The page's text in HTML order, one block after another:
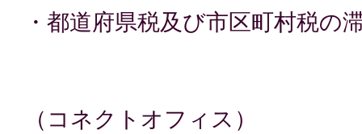
・都道府県税及び市区町村税の
（コネクトオフィス）